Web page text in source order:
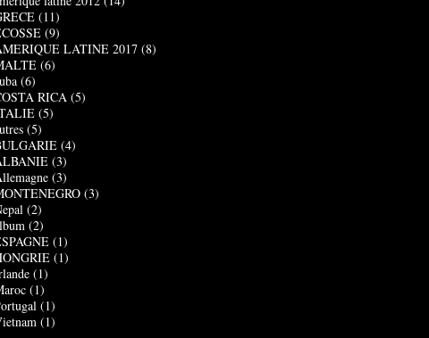
(11)
(9)
LATINE 2017 (8)
(6)
(6)
RICA (5)
(5)
(5)
(4)
(3)
(3)
(3)
(2)
(2)
(1)
(1)
(1)
(1)
(1)
(1)